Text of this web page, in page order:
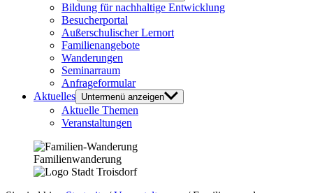
Bildung für nachhaltige Entwicklung
Besucherportal
Außerschulischer Lernort
Familienangebote
Wanderungen
Seminarraum
Anfrageformular
Aktuelles Untermenü anzeigen
Aktuelle Themen
Veranstaltungen
Familienwanderung